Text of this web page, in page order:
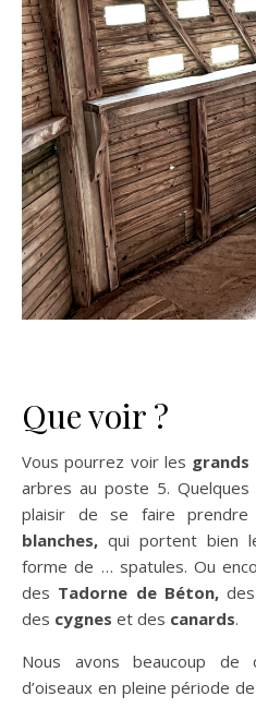
Que voir ?
Vous pourrez voir les grands
arbres au poste 5. Quelques
plaisir de se faire
blanches, qui portent bien
forme de … spatules. Ou
des Tadorne de Béton,des
des cygnes et des canards.
Nous avons beaucoup de
d’oiseaux en pleine période